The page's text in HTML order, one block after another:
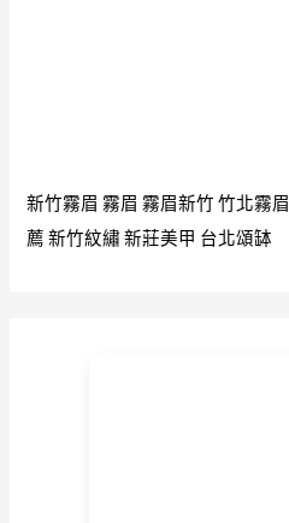
新竹霧眉 霧眉 霧眉新竹 竹北霧眉
薦 新竹紋繡 新莊美甲 台北頌缽